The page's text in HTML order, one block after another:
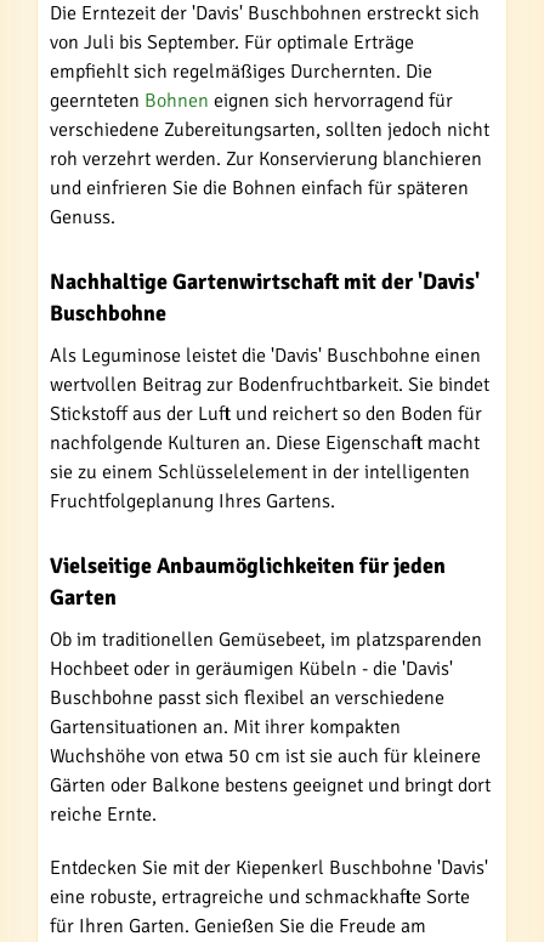
Die Erntezeit der 'Davis' Buschbohnen erstreckt sich
von Juli bis September. Für optimale Erträge
empfiehlt sich regelmäßiges Durchernten. Die
geernteten Bohnen eignen sich hervorragend für
verschiedene Zubereitungsarten, sollten jedoch nicht
roh verzehrt werden. Zur Konservierung blanchieren
und einfrieren Sie die Bohnen einfach für späteren
Genuss.
Nachhaltige Gartenwirtschaft mit der 'Davis'
Buschbohne
Als Leguminose leistet die 'Davis' Buschbohne einen
wertvollen Beitrag zur Bodenfruchtbarkeit. Sie bindet
Stickstoff aus der Luft und reichert so den Boden für
nachfolgende Kulturen an. Diese Eigenschaft macht
sie zu einem Schlüsselelement in der intelligenten
Fruchtfolgeplanung Ihres Gartens.
Vielseitige Anbaumöglichkeiten für jeden
Garten
Ob im traditionellen Gemüsebeet, im platzsparenden
Hochbeet oder in geräumigen Kübeln - die 'Davis'
Buschbohne passt sich flexibel an verschiedene
Gartensituationen an. Mit ihrer kompakten
Wuchshöhe von etwa 50 cm ist sie auch für kleinere
Gärten oder Balkone bestens geeignet und bringt dort
reiche Ernte.
Entdecken Sie mit der Kiepenkerl Buschbohne 'Davis'
eine robuste, ertragreiche und schmackhafte Sorte
für Ihren Garten. Genießen Sie die Freude am